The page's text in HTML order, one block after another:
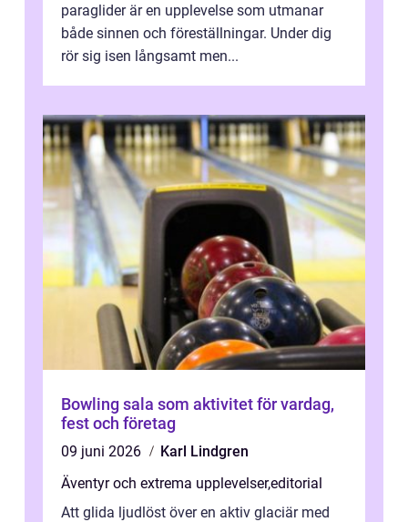
paraglider är en upplevelse som utmanar
både sinnen och föreställningar. Under dig
rör sig isen långsamt men...
Bowling sala som aktivitet för vardag,
fest och företag
09 juni 2026
Karl Lindgren
Äventyr och extrema upplevelser,editorial
Att glida ljudlöst över en aktiv glaciär med